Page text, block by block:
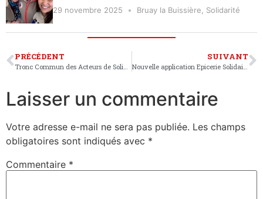
29 novembre 2025 Bruay la Buissière Solidarité
PRÉCÉDENT SUIVANT
Laisser un commentaire
Votre adresse e-mail ne sera pas publiée. Les champs
obligatoires sont indiqués avec *
Commentaire *